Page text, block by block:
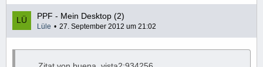
PPF - Mein Desktop (2)
Lüle 27. September 2012 um 21:02